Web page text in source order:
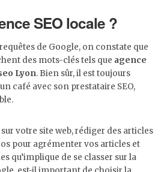
SEO locale ?
de Google, on constate que
des mots-clés tels que agence
Lyon. Bien sûr, il est toujours
café avec son prestataire SEO,
votre site web, rédiger des articles
pour agrémenter vos articles et
qu’implique de se classer sur la